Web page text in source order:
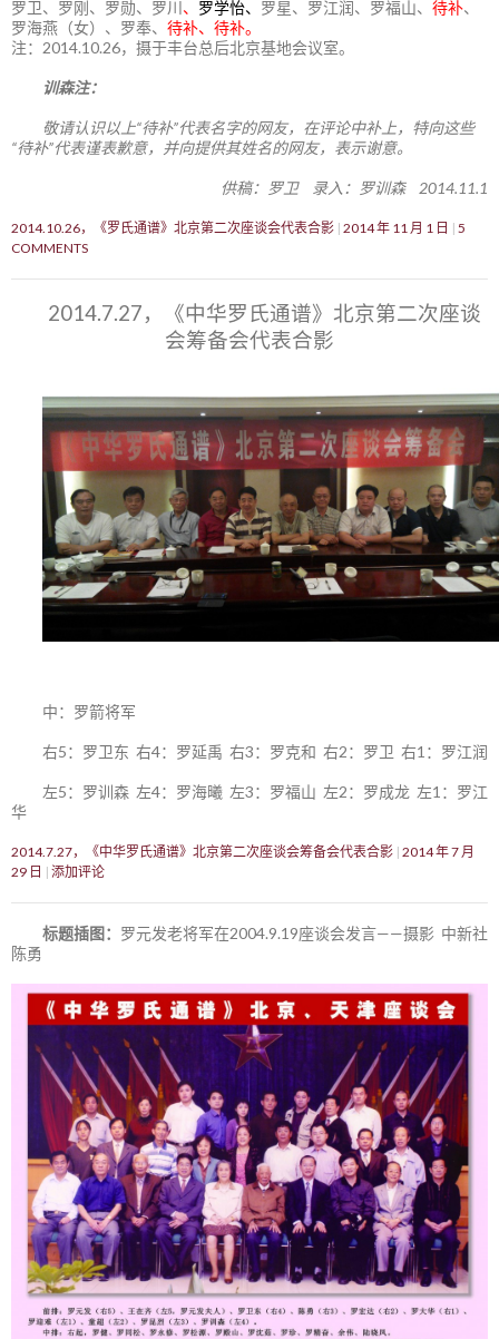
罗卫、罗刚、罗勋、罗川、 罗学怡、 罗星、罗江润、罗福山、 待补、
罗海燕（女）、罗奉、 待补、待补。
注：2014.10.26，摄于丰台总后北京基地会议室。
训森注：
敬请认识以上“待补”代表名字的网友，在评论中补上，特向这些
“待补”代表谨表歉意，并向提供其姓名的网友，表示谢意。
供稿：罗卫 录入：罗训森 2014.11.1
2014.10.26，《罗氏通谱》北京第二次座谈会代表合影 2014 年 11 月 1 日
5
COMMENTS
2014.7.27，《中华罗氏通谱》北京第二次座谈
会筹备会代表合影
中：罗箭将军
右5：罗卫东 右4：罗延禹 右3：罗克和 右2：罗卫 右1：罗江润
左5：罗训森 左4：罗海曦 左3：罗福山 左2：罗成龙 左1：罗江
华
2014.7.27，《中华罗氏通谱》北京第二次座谈会筹备会代表合影 2014 年 7 月
29 日
添加评论
标题插图： 罗元发老将军在2004.9.19座谈会发言——摄影 中新社
陈勇